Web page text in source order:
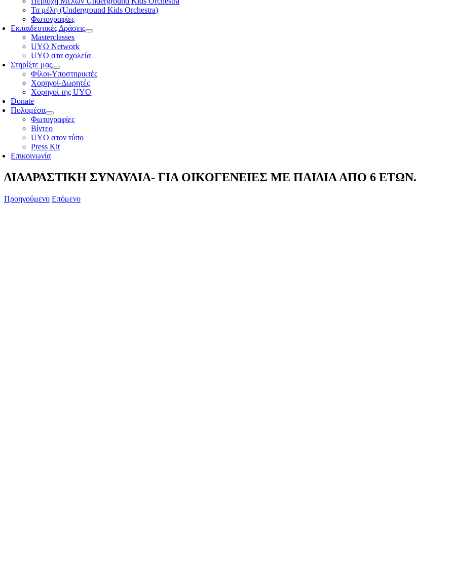
Τα μέλη (Underground Kids Orchestra)
Φωτογραφίες
Εκπαιδευτικές Δράσεις
Masterclasses
UYO Network
UYO στα σχολεία
Στηρίξτε μας
Φίλοι-Υποστηρικτές
Χορηγοί-Δωρητές
Χορηγοί της UYO
Donate
Πολυμέσα
Φωτογραφίες
Βίντεο
UYO στον τύπο
Press Kit
Επικοινωνία
ΔΙΑΔΡΑΣΤΙΚΗ ΣΥΝΑΥΛΙΑ- ΓΙΑ ΟΙΚΟΓΕΝΕΙΕΣ ΜΕ ΠΑΙΔΙΑ ΑΠΟ 6 ΕΤΩΝ.
Προηγούμενο Επόμενο